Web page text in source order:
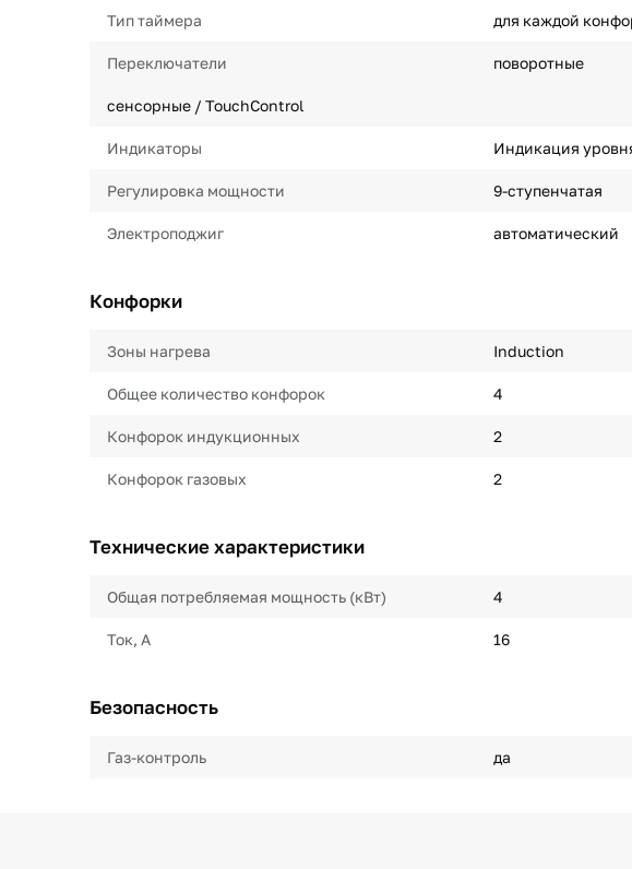
Тип таймера для каждой
Переключатели поворотные
сенсорные / TouchControl
Индикаторы Индикация
Регулировка мощности 9-ступенчатая
Электроподжиг автоматический
Конфорки
Зоны нагрева Induction
Общее количество конфорок 4
Конфорок индукционных 2
Конфорок газовых 2
Технические характеристики
Общая потребляемая мощность (кВт) 4
Ток, А 16
Безопасность
Газ-контроль да